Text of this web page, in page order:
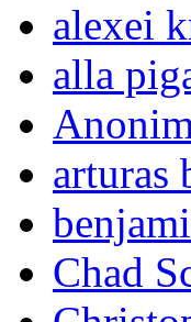
alexei
alla
arturas
Chad